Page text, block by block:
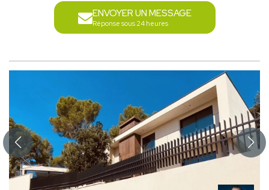
ENVOYER UN MESSAGE
Réponse sous 24 heures